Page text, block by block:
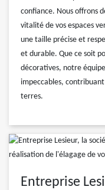
confiance. Nous offrons
vitalité de vos espaces
une taille précise et
et durable. Que ce soit
décoratives, notre
impeccables,
terres.
Entreprise